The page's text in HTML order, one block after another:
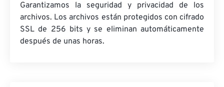
Garantizamos la seguridad y privacidad de los
archivos. Los archivos están protegidos con cifrado
SSL de 256 bits y se eliminan automáticamente
después de unas horas.